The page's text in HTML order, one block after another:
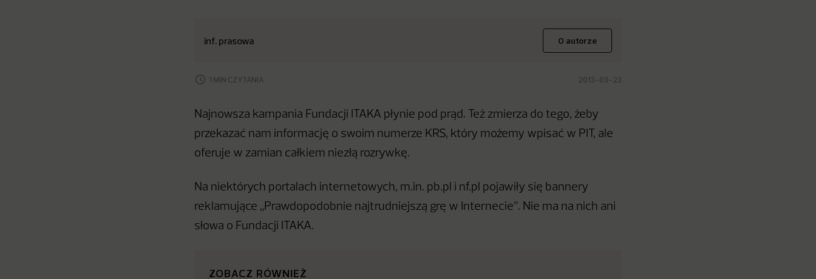
inf. prasowa O autorze
1 MIN CZYTANIA 2013-03-23
Najnowsza kampania Fundacji ITAKA płynie pod prąd. Też zmierza do tego, żeby
przekazać nam informację o swoim numerze KRS, który możemy wpisać w PIT, ale
oferuje w zamian całkiem niezłą rozrywkę.
Na niektórych portalach internetowych, m.in. pb.pl i nf.pl pojawiły się bannery
reklamujące „Prawdopodobnie najtrudniejszą grę w Internecie”. Nie ma na nich ani
słowa o Fundacji ITAKA.
ZOBACZ RÓWNIEŻ